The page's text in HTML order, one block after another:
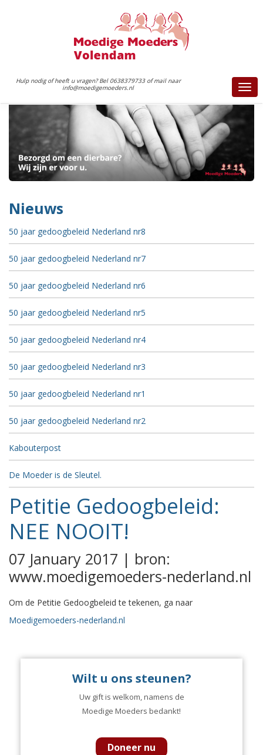
Hulp nodig of heeft u vragen? Bel 0638379733 of mail naar
info@moedigemoeders.nl
Nieuws
50 jaar gedoogbeleid Nederland nr8
50 jaar gedoogbeleid Nederland nr7
50 jaar gedoogbeleid Nederland nr6
50 jaar gedoogbeleid Nederland nr5
50 jaar gedoogbeleid Nederland nr4
50 jaar gedoogbeleid Nederland nr3
50 jaar gedoogbeleid Nederland nr1
50 jaar gedoogbeleid Nederland nr2
Kabouterpost
De Moeder is de Sleutel.
Petitie Gedoogbeleid:
NEE NOOIT!
07 January 2017 | bron:
www.moedigemoeders-nederland.nl
Om de Petitie Gedoogbeleid te tekenen, ga naar
Moedigemoeders-nederland.nl
Wilt u ons steunen?
Uw gift is welkom, namens de
Moedige Moeders bedankt!
Doneer nu